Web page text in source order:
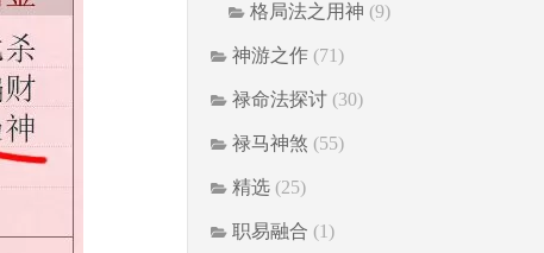
格局法之用神 (9)
神游之作 (71)
禄命法探讨 (30)
禄马神煞 (55)
精选 (25)
职易融合 (1)